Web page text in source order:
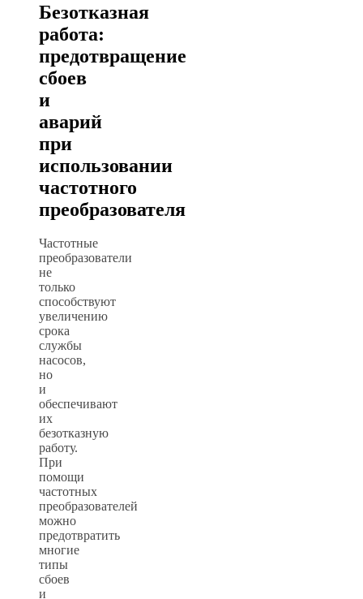
Безотказная
работа:
предотвращение
сбоев
и
аварий
при
использовании
частотного
преобразователя
Частотные
преобразователи
не
только
способствуют
увеличению
срока
службы
насосов,
но
и
обеспечивают
их
безотказную
работу.
При
помощи
частотных
преобразователей
можно
предотвратить
многие
типы
сбоев
и